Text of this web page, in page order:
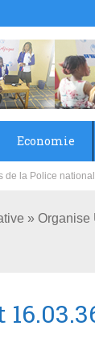
Economie
collège du Camp
»